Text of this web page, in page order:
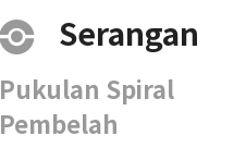
Serangan
Pukulan Spiral
Pembelah